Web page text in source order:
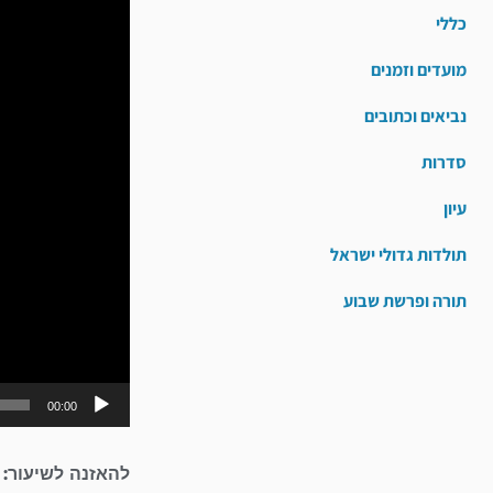
כללי
מועדים וזמנים
נביאים וכתובים
סדרות
עיון
תולדות גדולי ישראל
תורה ופרשת שבוע
00:00
להאזנה לשיעור: